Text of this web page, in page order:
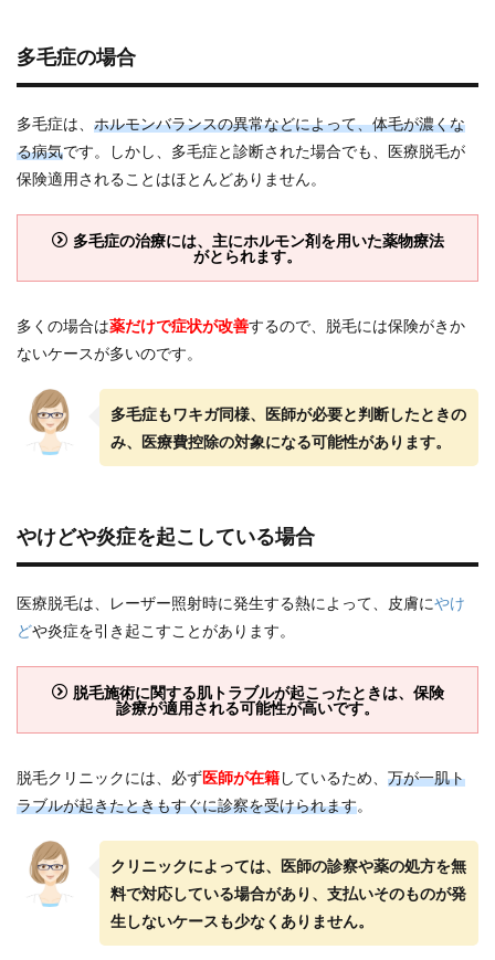
多毛症の場合
多毛症は、 ホルモンバランスの異常などによって、体毛が濃くな
る病気です。しかし、多毛症と診断された場合でも、医療脱毛が
保険適用されることはほとんどありません。
多毛症の治療には、主にホルモン剤を用いた薬物療法
がとられます。
多くの場合は薬だけで症状が改善するので、脱毛には保険がきか
ないケースが多いのです。
多毛症もワキガ同様、医師が必要と判断したときの
み、医療費控除の対象になる可能性があります。
やけどや炎症を起こしている場合
医療脱毛は、レーザー照射時に発生する熱によって、皮膚にやけ
どや炎症を引き起こすことがあります。
脱毛施術に関する肌トラブルが起こったときは、保険
診療が適用される可能性が高いです。
脱毛クリニックには、必ず医師が在籍しているため、 万が一肌ト
ラブルが起きたときもすぐに診察を受けられます。
クリニックによっては、医師の診察や薬の処方を無
料で対応している場合があり、支払いそのものが発
生しないケースも少なくありません。